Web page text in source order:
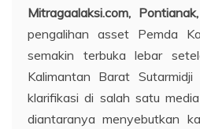
Mitragaalaksi.com,
pengalihan asset Pemda
semakin terbuka lebar
Kalimantan Barat
klarifikasi di salah satu
diantaranya menyebutkan